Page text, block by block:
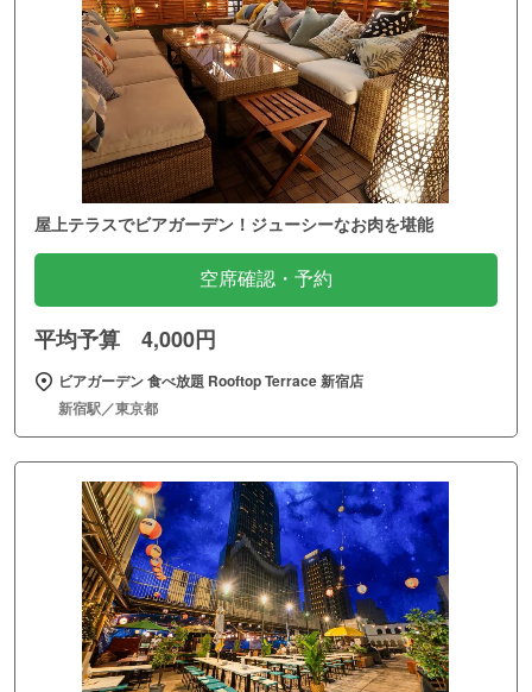
屋上テラスでビアガーデン！ジューシーなお肉を堪能
空席確認・予約
平均予算 4,000円
ビアガーデン 食べ放題 Rooftop Terrace 新宿店
新宿駅／東京都